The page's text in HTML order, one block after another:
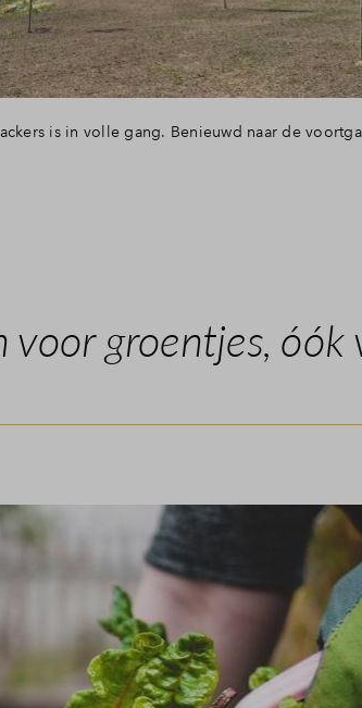
is in volle gang. Benieuwd naar de
voor groentjes, óók